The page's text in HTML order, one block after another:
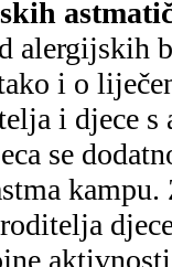
alergijskih
i o
i djece s
se
kampu.